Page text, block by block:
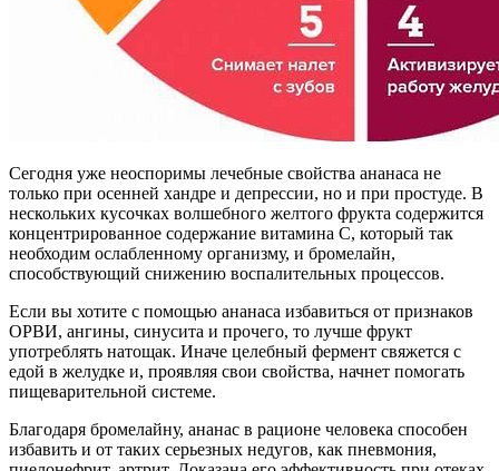
Сегодня уже неоспоримы лечебные свойства ананаса не
только при осенней хандре и депрессии, но и при простуде. В
нескольких кусочках волшебного желтого фрукта содержится
концентрированное содержание витамина C, который так
необходим ослабленному организму, и бромелайн,
способствующий снижению воспалительных процессов.
Если вы хотите с помощью ананаса избавиться от признаков
ОРВИ, ангины, синусита и прочего, то лучше фрукт
употреблять натощак. Иначе целебный фермент свяжется с
едой в желудке и, проявляя свои свойства, начнет помогать
пищеварительной системе.
Благодаря бромелайну, ананас в рационе человека способен
избавить и от таких серьезных недугов, как пневмония,